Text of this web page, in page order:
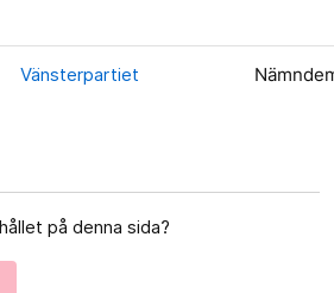
Vänsterpartiet
på denna sida?